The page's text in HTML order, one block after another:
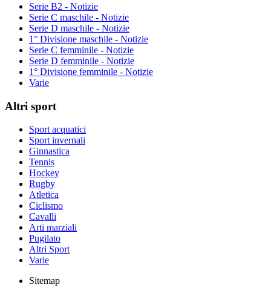
Serie B2 - Notizie
Serie C maschile - Notizie
Serie D maschile - Notizie
1° Divisione maschile - Notizie
Serie C femminile - Notizie
Serie D femminile - Notizie
1° Divisione femminile - Notizie
Varie
Altri sport
Sport acquatici
Sport invernali
Ginnastica
Tennis
Hockey
Rugby
Atletica
Ciclismo
Cavalli
Arti marziali
Pugilato
Altri Sport
Varie
Sitemap